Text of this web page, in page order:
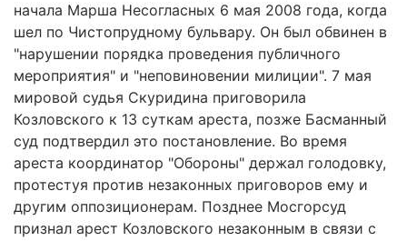
начала Марша Несогласных 6 мая 2008 года, когда
шел по Чистопрудному бульвару. Он был обвинен в
"нарушении порядка проведения публичного
мероприятия" и "неповиновении милиции". 7 мая
мировой судья Скуридина приговорила
Козловского к 13 суткам ареста, позже Басманный
суд подтвердил это постановление. Во время
ареста координатор "Обороны" держал голодовку,
протестуя против незаконных приговоров ему и
другим оппозиционерам. Позднее Мосгорсуд
признал арест Козловского незаконным в связи с